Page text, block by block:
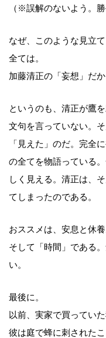
（※誤解のないよう。
なぜ、このような見立て
全ては。
加藤清正の「妄想」だか
というのも、清正が鷹
文句を言っていない。
「見えた」のだ。完全
の全てを物語っている
しく見える。清正は、
てしまったのである。
おススメは、安息と休養
そして「時間」である
い。
最後に。
以前、実家で買ってい
彼は庭で蜂に刺された